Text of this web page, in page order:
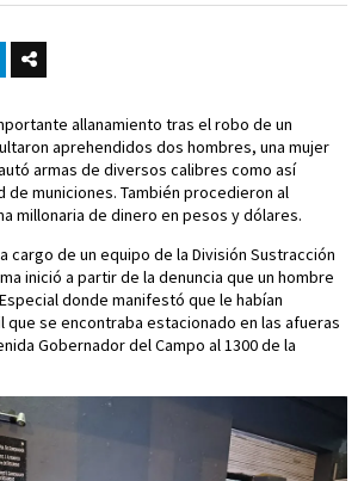
allanamiento tras el robo de un
aprehendidos dos hombres, una mujer
armas de diversos calibres como así
de municiones. También procedieron al
millonaria de dinero en pesos y dólares.
cargo de un equipo de la División Sustracción
inició a partir de la denuncia que un hombre
donde manifestó que le habían
se encontraba estacionado en las afueras
Gobernador del Campo al 1300 de la